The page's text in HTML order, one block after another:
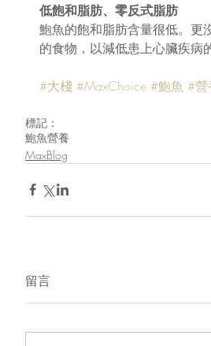
低飽和脂肪、零反式脂肪
鮑魚的飽和脂肪含量很低。更
的食物，以減低患上心臟疾病
#大棧 #MaxChoice #鮑魚 #營
標記：
鮑魚營養
MaxBlog
留言